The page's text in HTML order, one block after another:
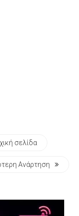
σελίδα
Ανάρτηση